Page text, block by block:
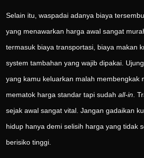
Selain itu, waspadai adanya biaya
yang menawarkan harga awal sangat
termasuk biaya transportasi, biaya makan
system tambahan yang wajib dipakai.
yang kamu keluarkan malah membengkak
mematok harga standar tapi sudah all-in .
sejak awal sangat vital. Jangan gadaikan
hidup hanya demi selisih harga yang tidak
berisiko tinggi.